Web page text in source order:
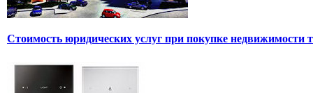
Стоимость юридических услуг при покупке недвижимости